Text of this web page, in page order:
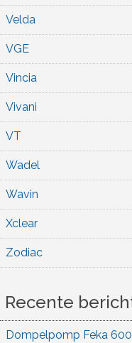
Velda
VGE
Vincia
Vivani
VT
Wadel
Wavin
Xclear
Zodiac
Recente
Dompelpomp Feka